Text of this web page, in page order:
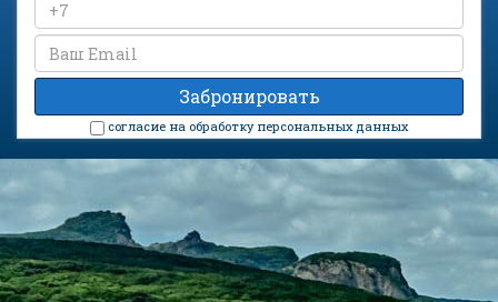
cогласие на обработку персональных данных